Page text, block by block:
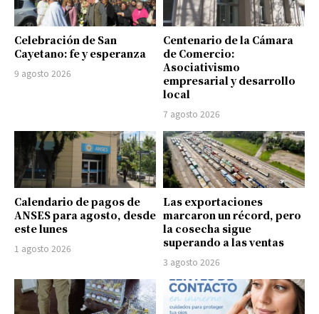
Celebración de San
Cayetano: fe y esperanza
9 agosto 2026
Centenario de la Cámara
de Comercio:
Asociativismo
empresarial y desarrollo
local
7 agosto 2026
Calendario de pagos de
ANSES para agosto, desde
este lunes
1 agosto 2026
Las exportaciones
marcaron un récord, pero
la cosecha sigue
superando a las ventas
3 agosto 2026